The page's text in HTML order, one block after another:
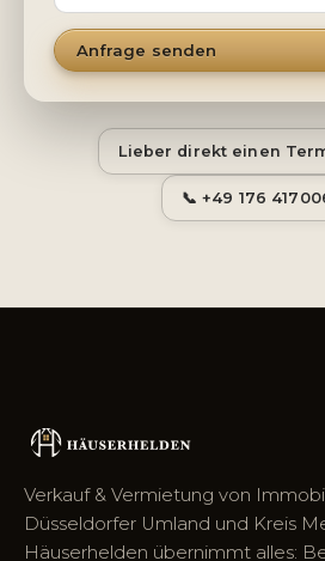
Anfrage senden
Lieber direkt einen
📞 +49 176
Verkauf & Vermietung von
Düsseldorfer Umland und Kreis
Häuserhelden übernimmt alles: